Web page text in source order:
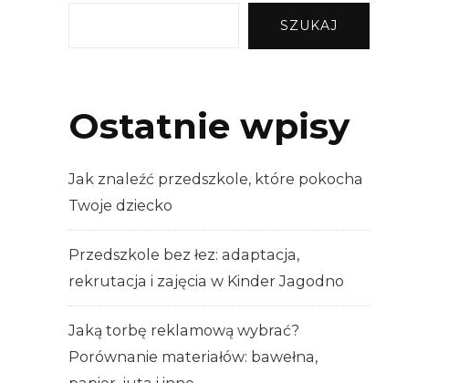
SZUKAJ
Ostatnie wpisy
Jak znaleźć przedszkole, które pokocha
Twoje dziecko
Przedszkole bez łez: adaptacja,
rekrutacja i zajęcia w Kinder Jagodno
Jaką torbę reklamową wybrać?
Porównanie materiałów: bawełna,